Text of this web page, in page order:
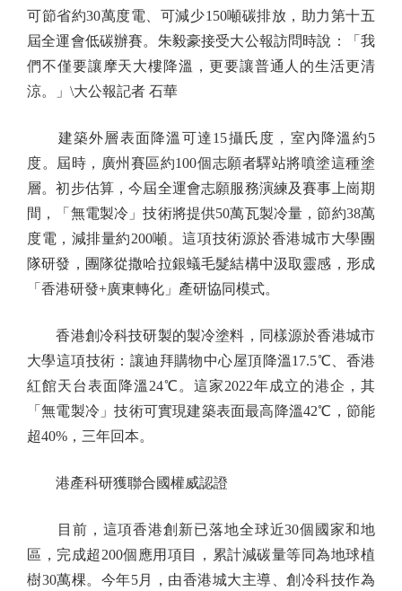
可節省約30萬度電、可減少150噸碳排放，助力第十五
屆全運會低碳辦賽。朱毅豪接受大公報訪問時說：「我
們不僅要讓摩天大樓降溫，更要讓普通人的生活更清
涼。」\大公報記者 石華
建築外層表面降溫可達15攝氏度，室內降溫約5
度。屆時，廣州賽區約100個志願者驛站將噴塗這種塗
層。初步估算，今屆全運會志願服務演練及賽事上崗期
間，「無電製冷」技術將提供50萬瓦製冷量，節約38萬
度電，減排量約200噸。這項技術源於香港城市大學團
隊研發，團隊從撒哈拉銀蟻毛髮結構中汲取靈感，形成
「香港研發+廣東轉化」產研協同模式。
香港創冷科技研製的製冷塗料，同樣源於香港城市
大學這項技術：讓迪拜購物中心屋頂降溫17.5℃、香港
紅館天台表面降溫24℃。這家2022年成立的港企，其
「無電製冷」技術可實現建築表面最高降溫42℃，節能
超40%，三年回本。
港產科研獲聯合國權威認證
目前，這項香港創新已落地全球近30個國家和地
區，完成超200個應用項目，累計減碳量等同為地球植
樹30萬棵。今年5月，由香港城大主導、創冷科技作為